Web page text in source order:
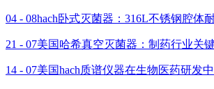
04 - 08hach卧式灭菌器：316L不锈钢腔体
21 - 07美国哈希真空灭菌器：制药行业关
14 - 07美国hach质谱仪器在生物医药研发